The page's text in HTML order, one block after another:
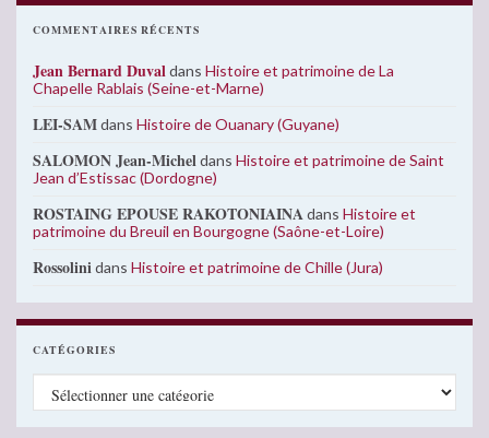
COMMENTAIRES RÉCENTS
Jean Bernard Duvaldans Histoire et patrimoine de La
Chapelle Rablais (Seine-et-Marne)
LEI-SAMdans Histoire de Ouanary (Guyane)
SALOMON Jean-Micheldans Histoire et patrimoine de Saint
Jean d’Estissac (Dordogne)
ROSTAING EPOUSE RAKOTONIAINAdans Histoire et
patrimoine du Breuil en Bourgogne (Saône-et-Loire)
Rossolinidans Histoire et patrimoine de Chille (Jura)
CATÉGORIES
Catégories